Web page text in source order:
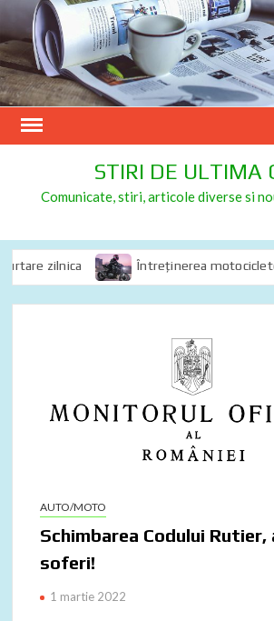
Skip
to
content
STIRI DE ULTIMA
Comunicate, stiri, articole diverse si
zilnica Întreținerea motocicletei
AUTO/MOTO
Schimbarea Codului
soferi!
1 martie 2022